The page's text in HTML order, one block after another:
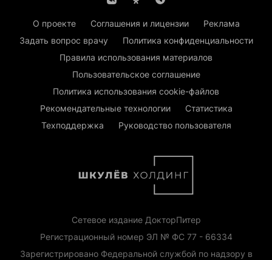
О проекте Соглашения и лицензии
Реклама
Задать вопрос врачу
Политика конфиденциальности
Правила использования материалов
Пользовательское соглашение
Политика использования cookie-файлов
Рекомендательные технологии
Статистика
Техподдержка
Руководство пользователя
Сетевое издание ДокторПитер
Регистрационный номер ЭЛ № ФС 77 - 66334
Зарегистрировано Федеральной службой по надзору в